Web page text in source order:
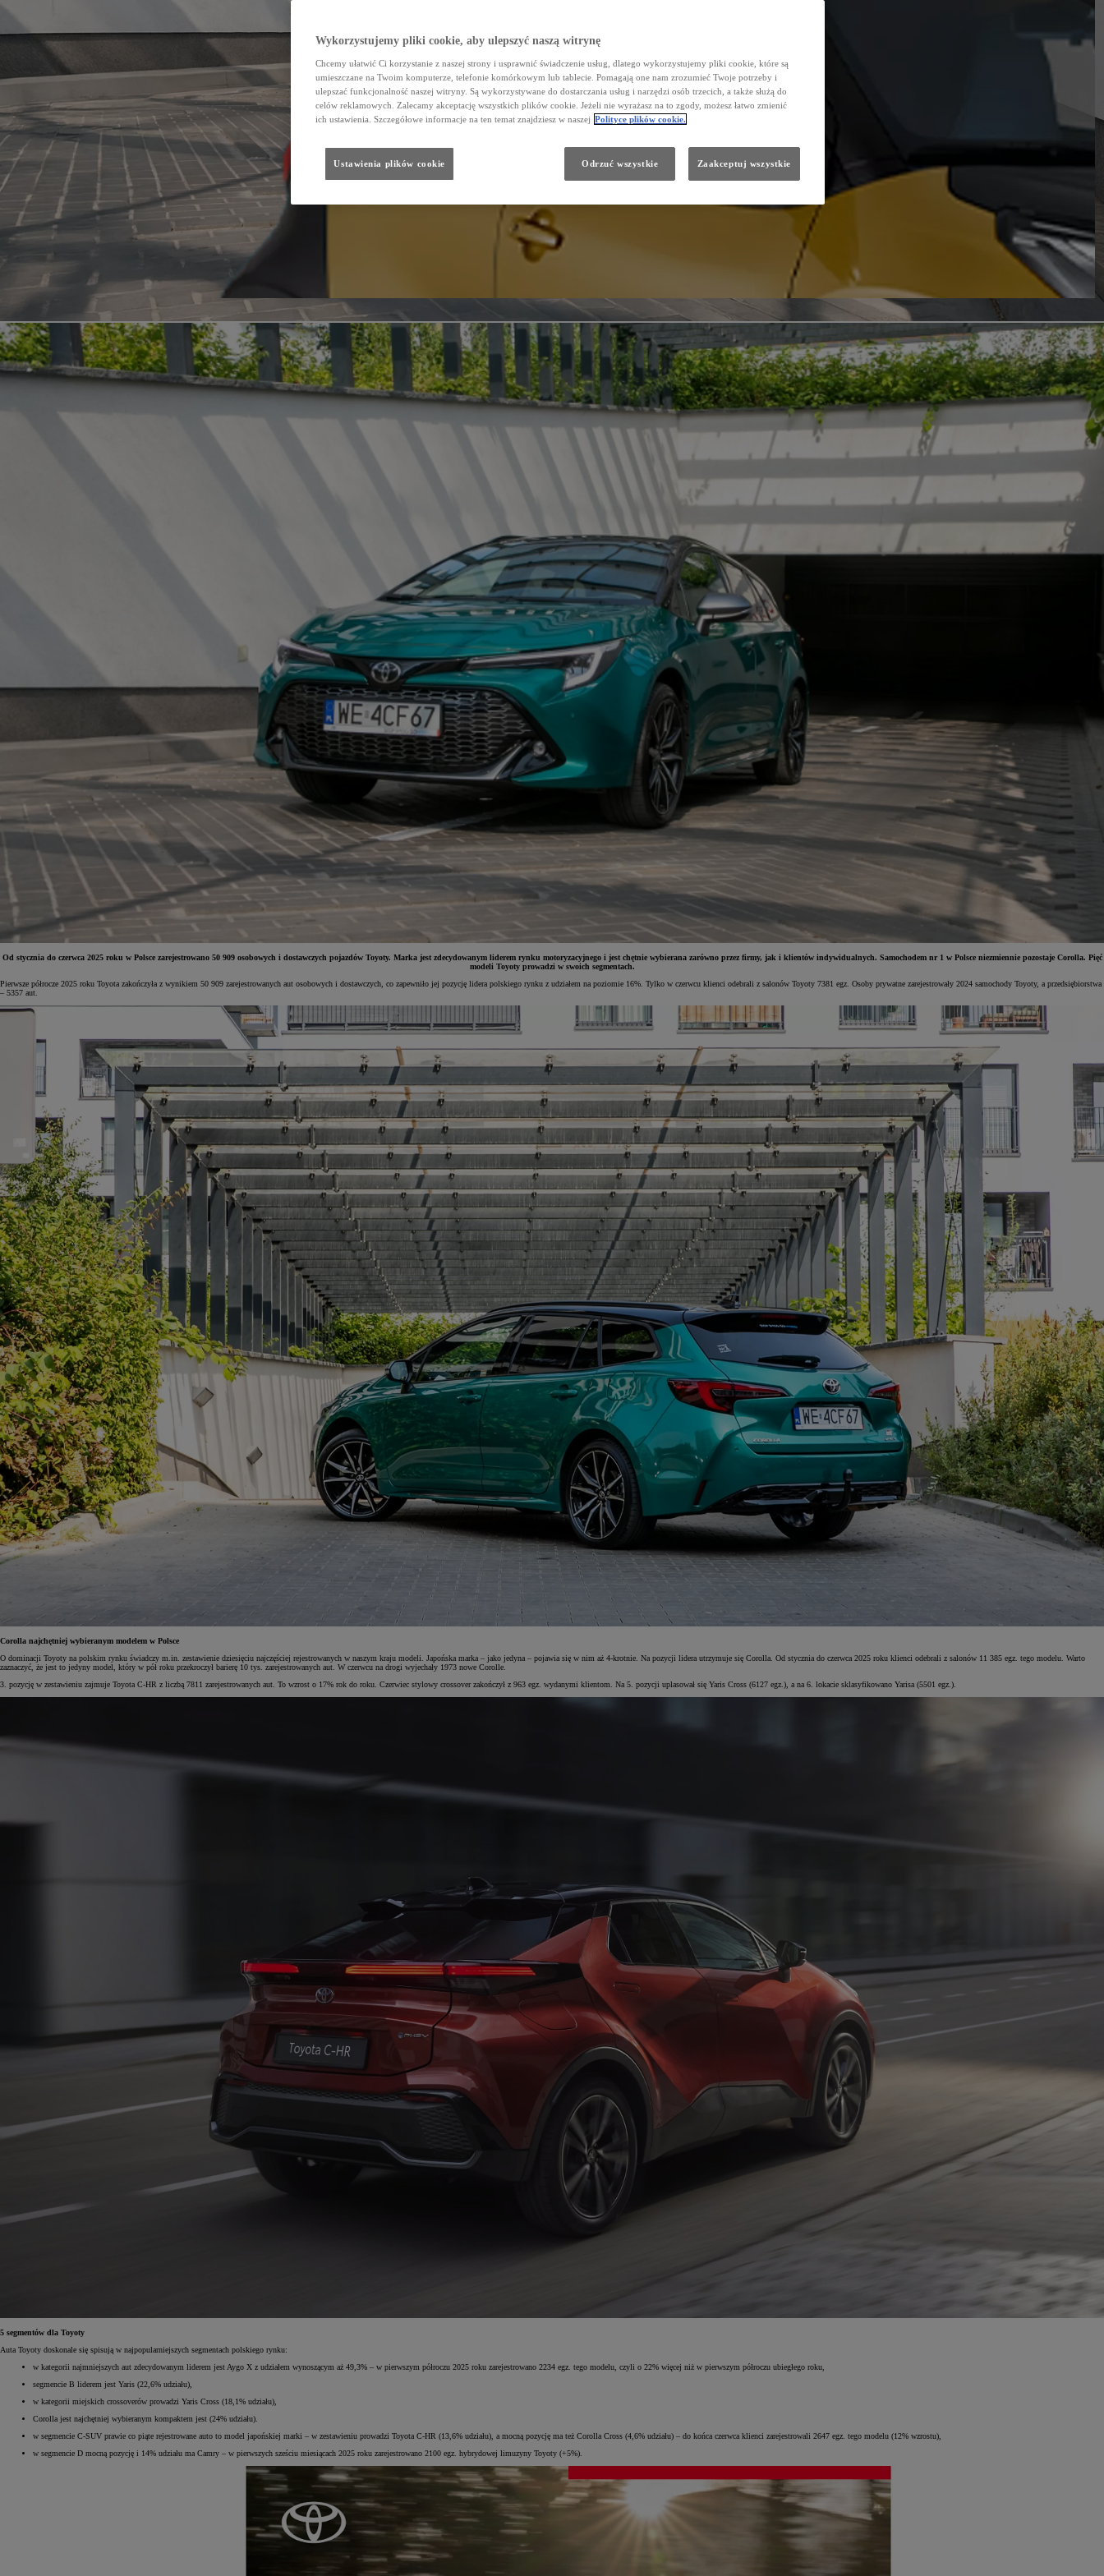
Od
Yaris Cross
Od stycznia do czerwca 2025 roku w Polsce zarejestrowano 50 909 osobowych i dostawczych pojazdów Toyoty. Marka jest zdecydowanym liderem rynku motoryzacyjnego i jest chętnie wybierana zarówno przez firmy, jak i klientów indywidualnych. Samochodem nr 1 w Polsce niezmiennie pozostaje Corolla. Pięć
modeli Toyoty prowadzi w swoich segmentach.
Pierwsze półrocze 2025 roku Toyota zakończyła z wynikiem 50 909 zarejestrowanych aut osobowych i dostawczych, co zapewniło jej pozycję lidera polskiego rynku z udziałem na poziomie 16%. Tylko w czerwcu klienci odebrali z salonów Toyoty 7381 egz. Osoby prywatne zarejestrowały 2024 samochody Toyoty, a przedsiębiorstwa
– 5357 aut.
Corolla najchętniej wybieranym modelem w Polsce
O dominacji Toyoty na polskim rynku świadczy m.in. zestawienie dziesięciu najczęściej rejestrowanych w naszym kraju modeli. Japońska marka – jako jedyna – pojawia się w nim aż 4-krotnie. Na pozycji lidera utrzymuje się Corolla. Od stycznia do czerwca 2025 roku klienci odebrali z salonów 11 385 egz. tego modelu. Warto
zaznaczyć, że jest to jedyny model, który w pół roku przekroczył barierę 10 tys. zarejestrowanych aut. W czerwcu na drogi wyjechały 1973 nowe Corolle.
3. pozycję w zestawieniu zajmuje Toyota C-HR z liczbą 7811 zarejestrowanych aut. To wzrost o 17% rok do roku. Czerwiec stylowy crossover zakończył z 963 egz. wydanymi klientom. Na 5. pozycji uplasował się Yaris Cross (6127 egz.), a na 6. lokacie sklasyfikowano Yarisa (5501 egz.).
5 segmentów dla Toyoty
Auta Toyoty doskonale się spisują w najpopularniejszych segmentach polskiego rynku:
w kategorii najmniejszych aut zdecydowanym liderem jest Aygo X z udziałem wynoszącym aż 49,3% – w pierwszym półroczu 2025 roku zarejestrowano 2234 egz. tego modelu, czyli o 22% więcej niż w pierwszym półroczu ubiegłego roku,
segmencie B liderem jest Yaris (22,6% udziału),
w kategorii miejskich crossoverów prowadzi Yaris Cross (18,1% udziału),
Corolla jest najchętniej wybieranym kompaktem jest (24% udziału).
w segmencie C-SUV prawie co piąte rejestrowane auto to model japońskiej marki – w zestawieniu prowadzi Toyota C-HR (13,6% udziału), a mocną pozycję ma też Corolla Cross (4,6% udziału) – do końca czerwca klienci zarejestrowali 2647 egz. tego modelu (12% wzrostu),
w segmencie D mocną pozycję i 14% udziału ma Camry – w pierwszych sześciu miesiącach 2025 roku zarejestrowano 2100 egz. hybrydowej limuzyny Toyoty (+5%).
Wykorzystujemy pliki cookie, aby ulepszyć naszą witrynę
Chcemy ułatwić Ci korzystanie z naszej strony i usprawnić świadczenie usług, dlatego wykorzystujemy pliki cookie, które są
umieszczane na Twoim komputerze, telefonie komórkowym lub tablecie. Pomagają one nam zrozumieć Twoje potrzeby i
ulepszać funkcjonalność naszej witryny. Są wykorzystywane do dostarczania usług i narzędzi osób trzecich, a także służą do
celów reklamowych. Zalecamy akceptację wszystkich plików cookie. Jeżeli nie wyrażasz na to zgody, możesz łatwo zmienić
ich ustawienia. Szczegółowe informacje na ten temat znajdziesz w naszej Polityce plików cookie.
Ustawienia plików cookie Odrzuć wszystkie Zaakceptuj wszystkie